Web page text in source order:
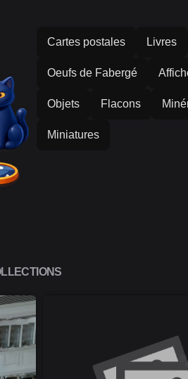
Cartes postales Livres
Oeufs de Fabergé
Objets Flacons
Miniatures